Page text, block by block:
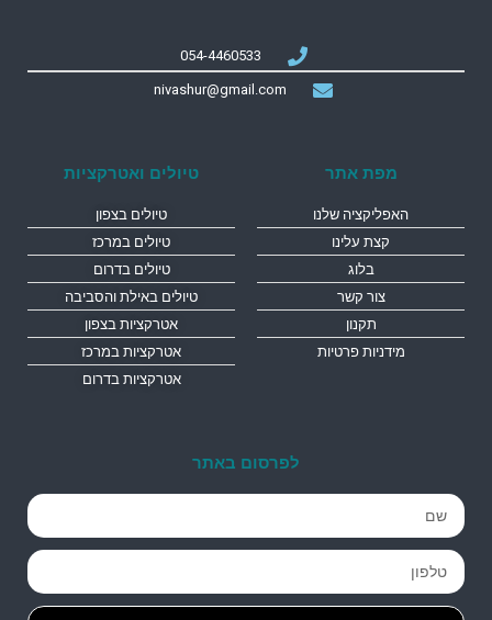
054-4460533
nivashur@gmail.com
מפת אתר
האפליקציה שלנו
קצת עלינו
בלוג
צור קשר
תקנון
מידניות פרטיות
טיולים ואטרקציות
טיולים בצפון
טיולים במרכז
טיולים בדרום
טיולים באילת והסביבה
אטרקציות בצפון
אטרקציות במרכז
אטרקציות בדרום
לפרסום באתר